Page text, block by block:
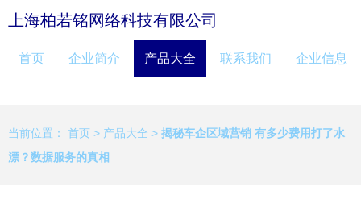
上海柏若铭网络科技有限公司
首页 企业简介 产品大全 联系我们 企业信息
当前位置： 首页 > 产品大全 > 揭秘车企区域营销 有多少费用打了水
漂？数据服务的真相